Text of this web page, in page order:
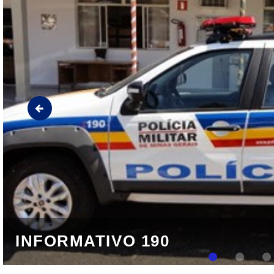
INFORMATIVO 190
"Seja o amor
Guilherme
INFORMATIVO